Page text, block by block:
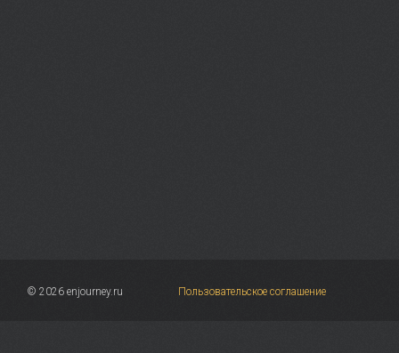
© 2026 enjourney.ru Пользовательское соглашение